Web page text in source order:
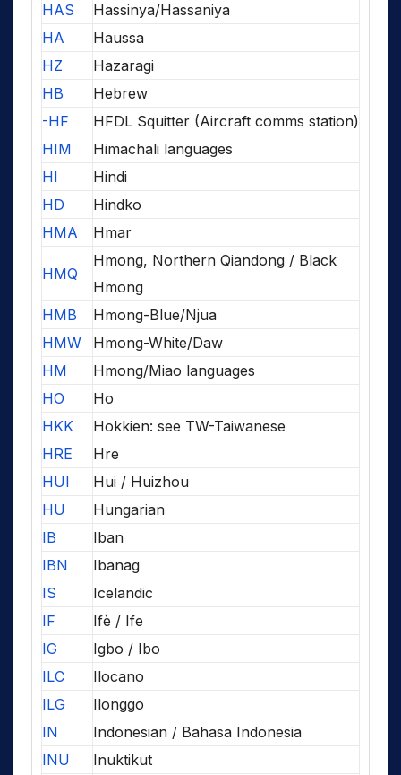
HAS
Hassinya/Hassaniya
HA
Haussa
HZ
Hazaragi
HB
Hebrew
-HF
HFDL Squitter (Aircraft comms station)
HIM
Himachali languages
HI
Hindi
HD
Hindko
HMA
Hmar
HMQ
Hmong, Northern Qiandong / Black
Hmong
HMB
Hmong-Blue/Njua
HMW
Hmong-White/Daw
HM
Hmong/Miao languages
HO
Ho
HKK
Hokkien: see TW-Taiwanese
HRE
Hre
HUI
Hui / Huizhou
HU
Hungarian
IB
Iban
IBN
Ibanag
IS
Icelandic
IF
Ifè / Ife
IG
Igbo / Ibo
ILC
Ilocano
ILG
Ilonggo
IN
Indonesian / Bahasa Indonesia
INU
Inuktikut